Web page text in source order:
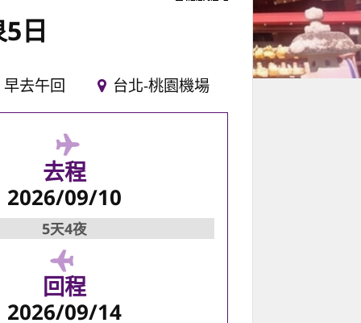
日
早去午回 台北-桃園機場
去程
2026/09/10
5天4夜
回程
2026/09/14